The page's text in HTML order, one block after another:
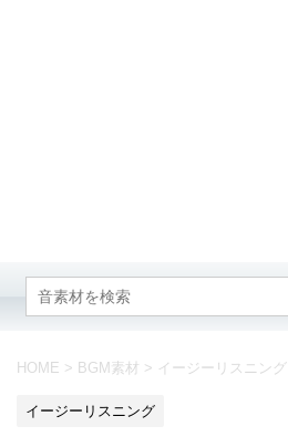
HOME > BGM素材 > イージーリスニング
イージーリスニング